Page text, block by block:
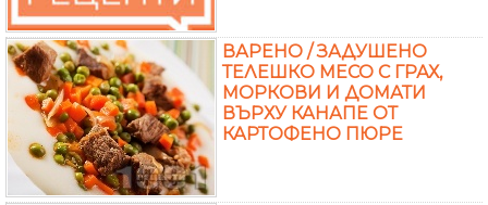
ВАРЕНО / ЗАДУШЕНО
ТЕЛЕШКО МЕСО С ГРАХ,
МОРКОВИ И ДОМАТИ
ВЪРХУ КАНАПЕ ОТ
КАРТОФЕНО ПЮРЕ